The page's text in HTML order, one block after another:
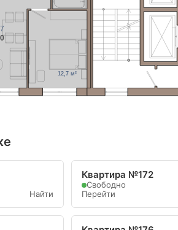
12,7 м²
Найти
Квартира №172
Свободно
Перейти